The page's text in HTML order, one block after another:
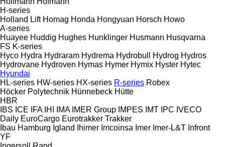
H-series
Holland Lift Homag Honda Hongyuan Horsch Howo
A-series
Huayee Huddig Hughes Hunklinger Husmann Husqvarna
FS K-series
Hyco Hydra Hydraram Hydrema Hydrobull Hydrog Hydros
Hydrovane Hydroven Hymas Hymer Hymix Hyster Hytec
Hyundai
HL-series HW-series HX-series R-series Robex
Höcker Polytechnik Hünnebeck Hütte
HBR
IBS ICE IFA IHI IMA IMER Group IMPES IMT IPC IVECO
Daily EuroCargo Eurotrakker Trakker
Ibau Hamburg Igland Ihimer Imcoinsa Imer Imer-L&T Infront
YF